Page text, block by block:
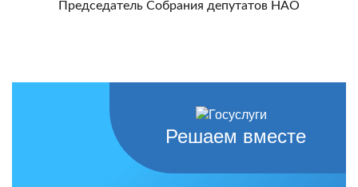
Председатель Собрания депутатов НАО
Решаем вместе